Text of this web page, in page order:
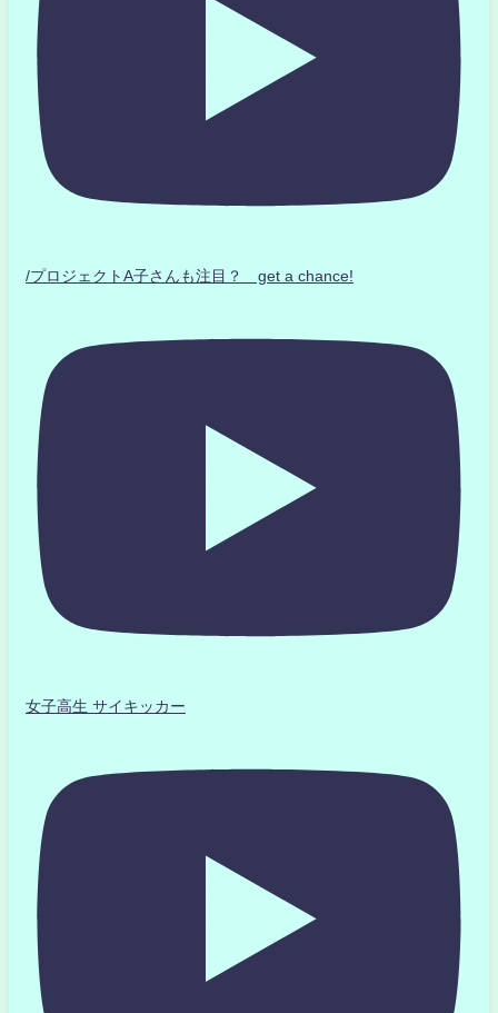
/プロジェクトA子さんも注目？ get a chance!
女子高生 サイキッカー